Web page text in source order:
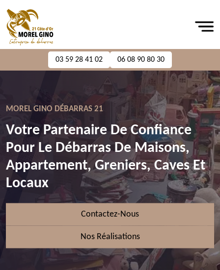
03 59 28 41 02 06 08 90 80 30
MOREL GINO DÉBARRAS 21
Votre Partenaire De Confiance
Pour Le Débarras De Maisons,
Appartement, Greniers, Caves Et
Locaux
Contactez-Nous
Nos Réalisations